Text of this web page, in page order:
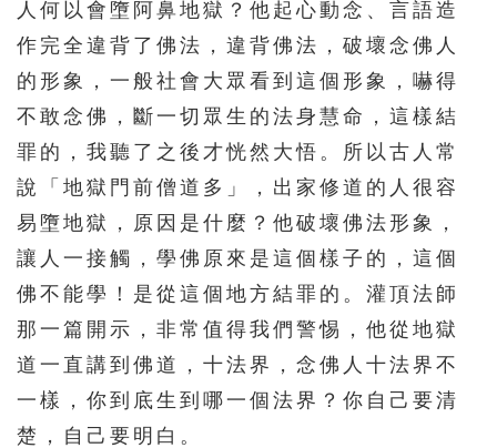
人何以會墮阿鼻地獄？他起心動念、言語造
作完全違背了佛法，違背佛法，破壞念佛人
的形象，一般社會大眾看到這個形象，嚇得
不敢念佛，斷一切眾生的法身慧命，這樣結
罪的，我聽了之後才恍然大悟。所以古人常
說「地獄門前僧道多」，出家修道的人很容
易墮地獄，原因是什麼？他破壞佛法形象，
讓人一接觸，學佛原來是這個樣子的，這個
佛不能學！是從這個地方結罪的。灌頂法師
那一篇開示，非常值得我們警惕，他從地獄
道一直講到佛道，十法界，念佛人十法界不
一樣，你到底生到哪一個法界？你自己要清
楚，自己要明白。